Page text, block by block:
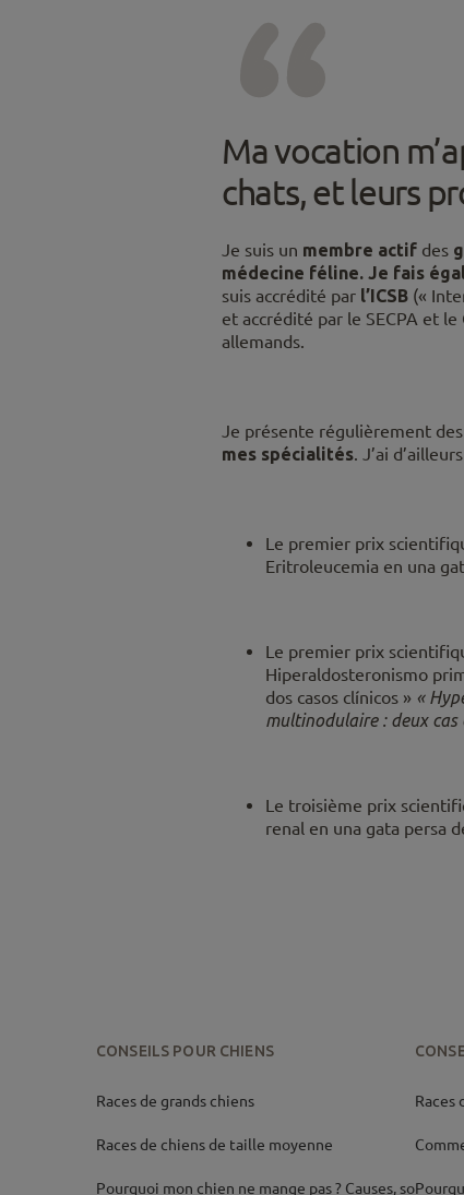
Ma vocation
chats, et leurs
Je suis un membre actif des
médecine féline. Je fais
suis accrédité par l’ICSB («
et accrédité par le SECPA et le
allemands.
Je présente régulièrement
mes spécialités. J’ai
Le premier prix
Eritroleucemia en una
Le premier prix
Hiperaldosteronismo
dos casos clínicos » «
multinodulaire : deux cas
Le troisième prix
renal en una gata persa
CONSEILS POUR CHIENS
Races de grands chiens
Races de chiens de taille moyenne
Pourquoi mon chien ne mange pas ? Causes, solutio
Races